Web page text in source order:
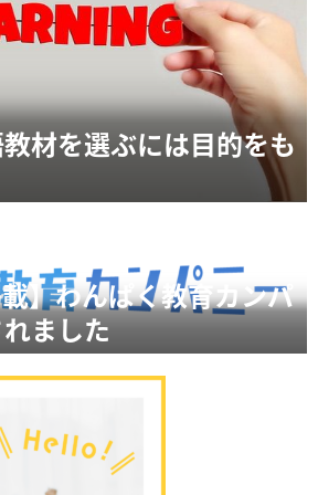
材を選ぶには目的をも
】わんぱく教育カンパ
ました